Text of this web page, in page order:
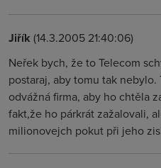
Jiřík (14.3.2005 21:40:06)
Neřek bych, že to Telecom
postaraj, aby tomu tak
odvážná firma, aby ho chtěla
fakt,že ho párkrát zažalovali,
milionovejch pokut při jeho